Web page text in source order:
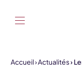
Accueil Actualités